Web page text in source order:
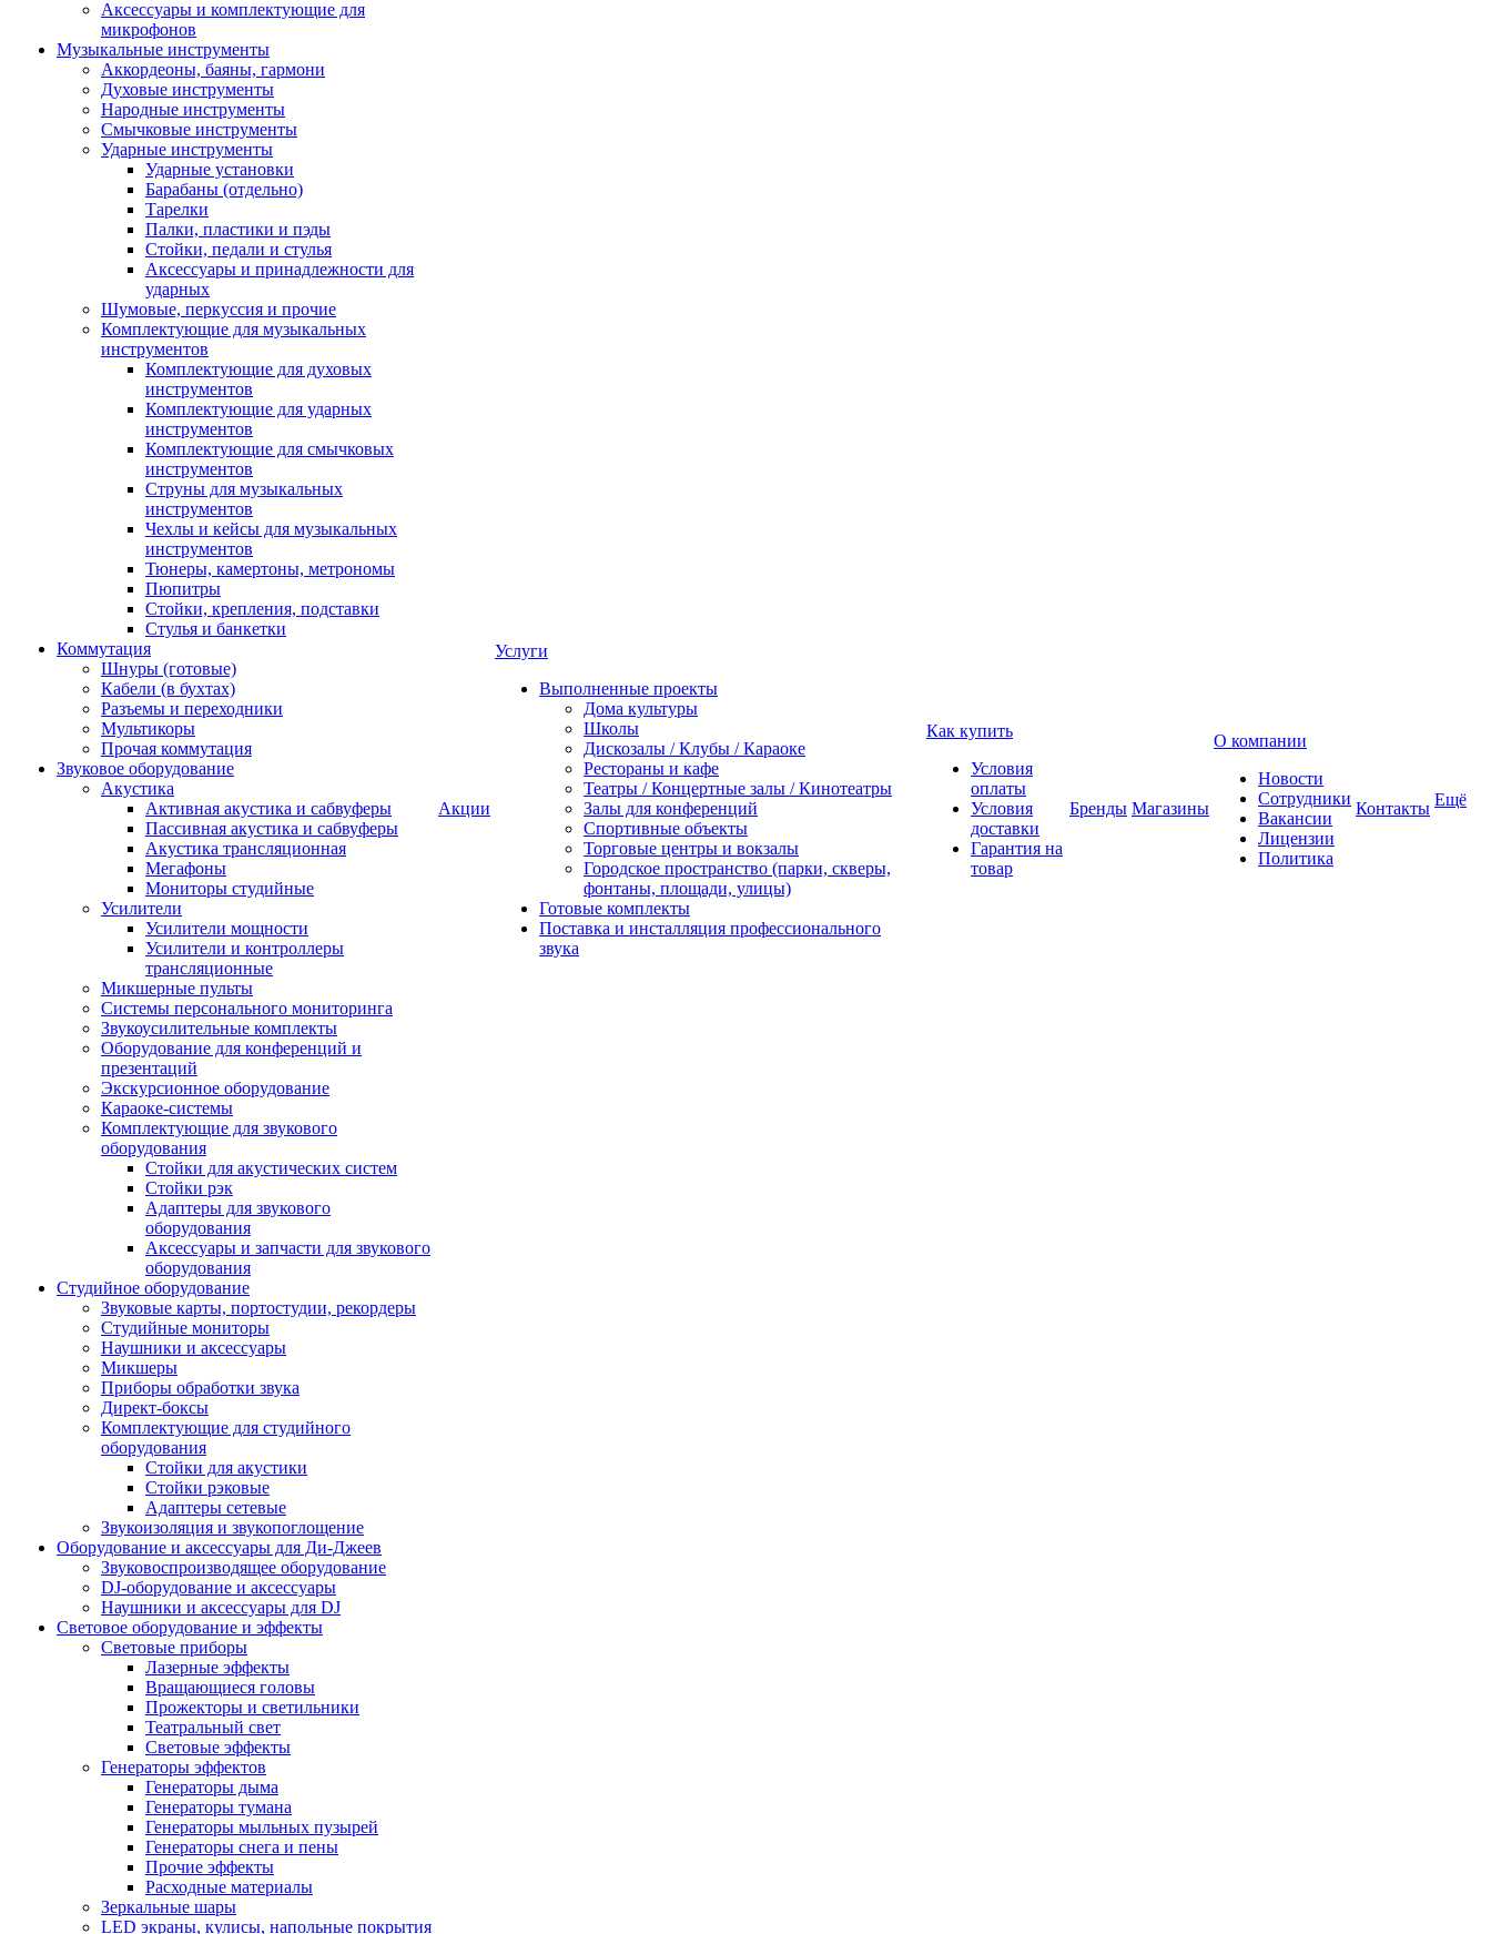
Аксессуары и комплектующие для
микрофонов
Музыкальные инструменты
Аккордеоны, баяны, гармони
Духовые инструменты
Народные инструменты
Смычковые инструменты
Ударные инструменты
Ударные установки
Барабаны (отдельно)
Тарелки
Палки, пластики и пэды
Стойки, педали и стулья
Аксессуары и принадлежности для
ударных
Шумовые, перкуссия и прочие
Комплектующие для музыкальных
инструментов
Комплектующие для духовых
инструментов
Комплектующие для ударных
инструментов
Комплектующие для смычковых
инструментов
Струны для музыкальных
инструментов
Чехлы и кейсы для музыкальных
инструментов
Тюнеры, камертоны, метрономы
Пюпитры
Стойки, крепления, подставки
Стулья и банкетки
Коммутация
Шнуры (готовые)
Кабели (в бухтах)
Разъемы и переходники
Мультикоры
Прочая коммутация
Звуковое оборудование
Акустика
Активная акустика и сабвуферы
Пассивная акустика и сабвуферы
Акустика трансляционная
Мегафоны
Мониторы студийные
Усилители
Усилители мощности
Усилители и контроллеры
трансляционные
Микшерные пульты
Системы персонального мониторинга
Звукоусилительные комплекты
Оборудование для конференций и
презентаций
Экскурсионное оборудование
Караоке-системы
Комплектующие для звукового
оборудования
Стойки для акустических систем
Стойки рэк
Адаптеры для звукового
оборудования
Аксессуары и запчасти для звукового
оборудования
Студийное оборудование
Звуковые карты, портостудии, рекордеры
Студийные мониторы
Наушники и аксессуары
Микшеры
Приборы обработки звука
Директ-боксы
Комплектующие для студийного
оборудования
Стойки для акустики
Стойки рэковые
Адаптеры сетевые
Звукоизоляция и звукопоглощение
Оборудование и аксессуары для Ди-Джеев
Звуковоспроизводящее оборудование
DJ-оборудование и аксессуары
Наушники и аксессуары для DJ
Световое оборудование и эффекты
Световые приборы
Лазерные эффекты
Вращающиеся головы
Прожекторы и светильники
Театральный свет
Световые эффекты
Генераторы эффектов
Генераторы дыма
Генераторы тумана
Генераторы мыльных пузырей
Генераторы снега и пены
Прочие эффекты
Расходные материалы
Зеркальные шары
LED экраны, кулисы, напольные покрытия
Акции
Услуги
Выполненные проекты
Дома культуры
Школы
Дискозалы / Клубы / Караоке
Рестораны и кафе
Театры / Концертные залы / Кинотеатры
Залы для конференций
Спортивные объекты
Торговые центры и вокзалы
Городское пространство (парки, скверы,
фонтаны, площади, улицы)
Готовые комплекты
Поставка и инсталляция профессионального
звука
Как купить
Условия
оплаты
Условия
доставки
Гарантия на
товар
Бренды Магазины
О компании
Новости
Сотрудники
Вакансии
Лицензии
Политика
Контакты Ещё